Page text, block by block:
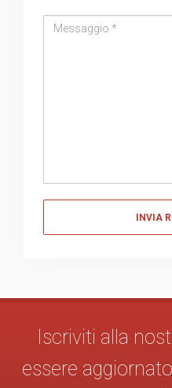
Iscriviti alla
essere